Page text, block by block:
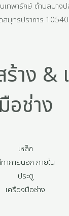
ทพารักษ์ ตำบลบางป
สมุทรปราการ 10540
าง &
มือช่าง
เหล็ก
าภายนอก ภายใน
ประตู
เครื่องมือช่าง